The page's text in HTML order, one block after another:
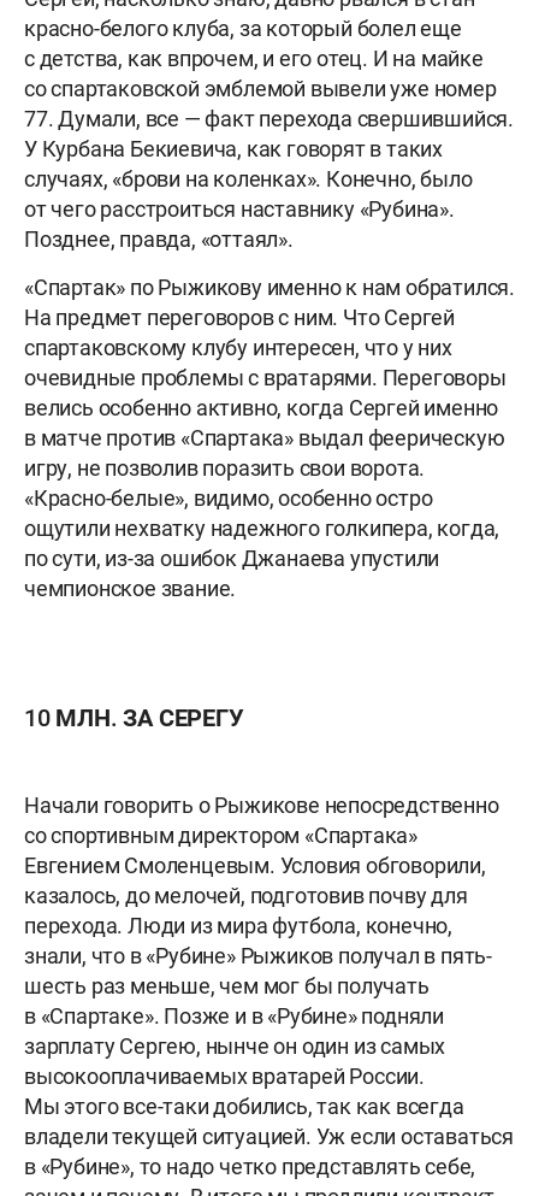
красно-белого клуба, за который болел еще
с детства, как впрочем, и его отец. И на майке
со спартаковской эмблемой вывели уже номер
77. Думали, все — факт перехода свершившийся.
У Курбана Бекиевича, как говорят в таких
случаях, «брови на коленках». Конечно, было
от чего расстроиться наставнику «Рубина».
Позднее, правда, «оттаял».
«Спартак» по Рыжикову именно к нам обратился.
На предмет переговоров с ним. Что Сергей
спартаковскому клубу интересен, что у них
очевидные проблемы с вратарями. Переговоры
велись особенно активно, когда Сергей именно
в матче против «Спартака» выдал феерическую
игру, не позволив поразить свои ворота.
«Красно-белые», видимо, особенно остро
ощутили нехватку надежного голкипера, когда,
по сути, из-за ошибок Джанаева упустили
чемпионское звание.
10 МЛН. ЗА СЕРЕГУ
Начали говорить о Рыжикове непосредственно
со спортивным директором «Спартака»
Евгением Смоленцевым. Условия обговорили,
казалось, до мелочей, подготовив почву для
перехода. Люди из мира футбола, конечно,
знали, что в «Рубине» Рыжиков получал в пять-
шесть раз меньше, чем мог бы получать
в «Спартаке». Позже и в «Рубине» подняли
зарплату Сергею, нынче он один из самых
высокооплачиваемых вратарей России.
Мы этого все-таки добились, так как всегда
владели текущей ситуацией. Уж если оставаться
в «Рубине», то надо четко представлять себе,